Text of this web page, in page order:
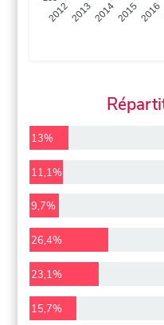
20122013201420152016
13%
11,1%
9,7%
26,4%
23,1%
15,7%